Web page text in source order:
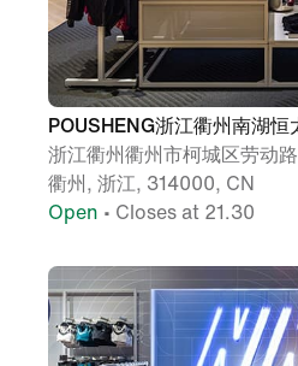
POUSHENG浙江衢州南湖恒
浙江衢州衢州市柯城区劳动
衢州, 浙江, 314000, CN
Open • Closes at 21.30